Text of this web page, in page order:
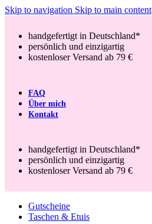
Skip to navigation Skip to main content
handgefertigt in Deutschland*
persönlich und einzigartig
kostenloser Versand ab 79 €
FAQ
Über mich
Kontakt
handgefertigt in Deutschland*
persönlich und einzigartig
kostenloser Versand ab 79 €
Gutscheine
Taschen & Etuis